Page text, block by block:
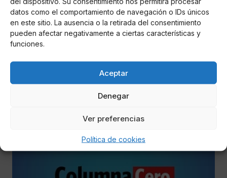
datos como el comportamiento de navegación o IDs únicos
en este sitio. La ausencia o la retirada del consentimiento
pueden afectar negativamente a ciertas características y
funciones.
Aceptar
Denegar
Ver preferencias
Política de cookies
Comunicarjg
• Estudio desarrollado por el Programa Valenciano de